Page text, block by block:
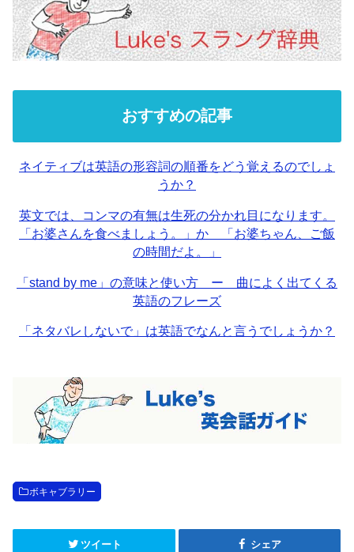
おすすめの記事
ネイティブは英語の形容詞の順番をどう覚えるのでしょ
うか？
英文では、コンマの有無は生死の分かれ目になります。
「お婆さんを食べましょう。」か 「お婆ちゃん、ご飯
の時間だよ。」
「stand by me」の意味と使い方 ー 曲によく出てくる
英語のフレーズ
「ネタバレしないで」は英語でなんと言うでしょうか？
ボキャブラリー
ツイート シェア